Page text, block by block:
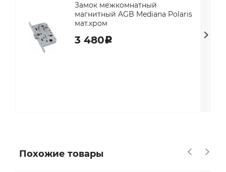
Замок межкомнатный
магнитный AGB Mediana Polaris
мат.хром
3 480c
Похожие товары